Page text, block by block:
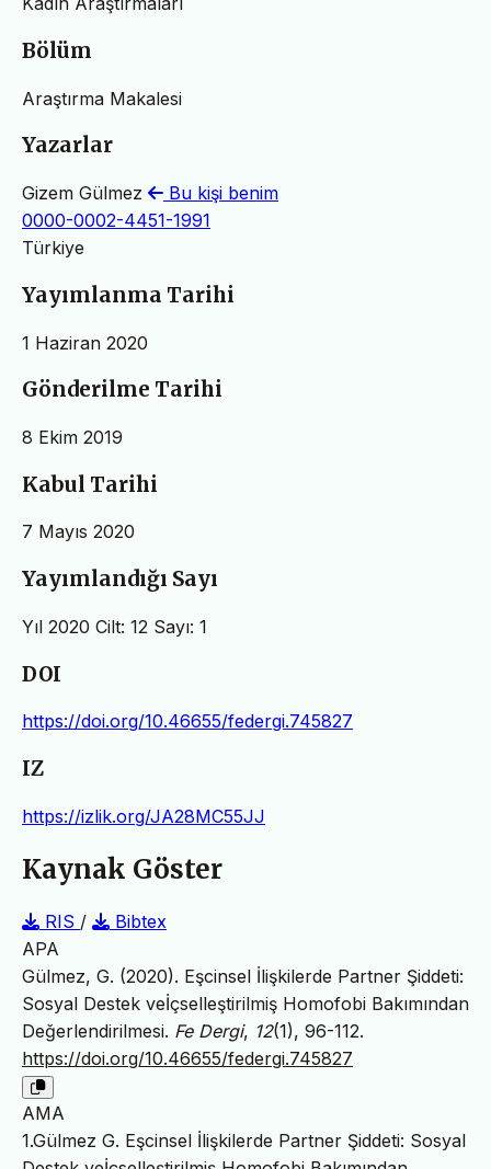
Bölüm
Araştırma Makalesi
Yazarlar
Gizem Gülmez
Bu kişi benim
0000-0002-4451-1991
Türkiye
Yayımlanma Tarihi
1 Haziran 2020
Gönderilme Tarihi
8 Ekim 2019
Kabul Tarihi
7 Mayıs 2020
Yayımlandığı Sayı
Yıl 2020 Cilt: 12 Sayı: 1
DOI
https://doi.org/10.46655/federgi.745827
IZ
https://izlik.org/JA28MC55JJ
Kaynak Göster
RIS /
Bibtex
APA
Gülmez, G. (2020). Eşcinsel İlişkilerde Partner Şiddeti:
Sosyal Destek veİçselleştirilmiş Homofobi Bakımından
Değerlendirilmesi. Fe Dergi, 12(1), 96-112.
https://doi.org/10.46655/federgi.745827
AMA
1.Gülmez G. Eşcinsel İlişkilerde Partner Şiddeti: Sosyal